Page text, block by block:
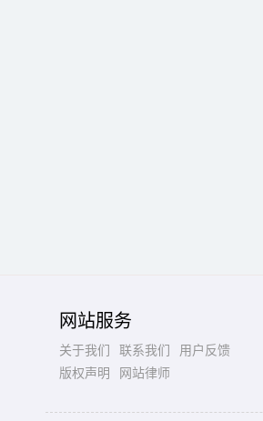
网站服务
关于我们 联系我们
用户反馈
版权声明
网站律师